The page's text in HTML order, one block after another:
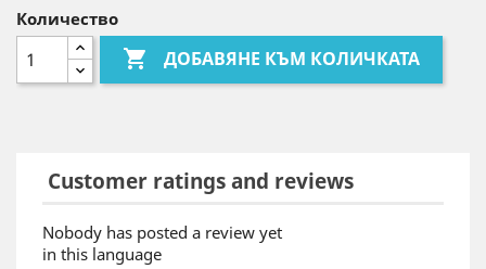
Количество
 ДОБАВЯНЕ КЪМ КОЛИЧКАТА
Customer ratings and reviews
Nobody has posted a review yet
in this language